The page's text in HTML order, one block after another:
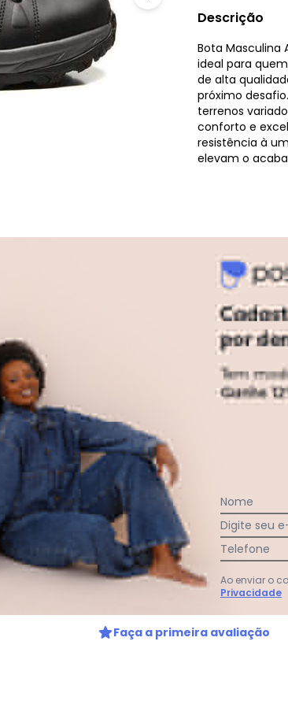
Macboot - Bota
Descrição
Bota Masculina
ideal para
de alta
próximo
terrenos
conforto e
resistência à
elevam o
Grafite/Preto Preto
Faça a primeira avaliação
Nome
Digite seu
Telefone
Ao enviar o
Privacidade